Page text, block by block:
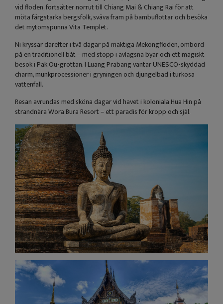
vid floden, fortsätter norrut till Chiang Mai & Chiang Rai för att
möta färgstarka bergsfolk, sväva fram på bambuflottar och besöka
det mytomspunna Vita Templet.
Ni kryssar därefter i två dagar på mäktiga Mekongfloden, ombord
på en traditionell båt – med stopp i avlägsna byar och ett magiskt
besök i Pak Ou-grottan. I Luang Prabang väntar UNESCO-skyddad
charm, munkprocessioner i gryningen och djungelbad i turkosa
vattenfall.
Resan avrundas med sköna dagar vid havet i koloniala Hua Hin på
strandnära Wora Bura Resort – ett paradis för kropp och själ.